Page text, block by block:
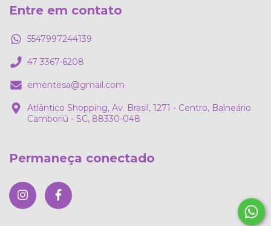
Entre em contato
5547997244139
47 3367-6208
ementesa@gmail.com
Atlântico Shopping, Av. Brasil, 1271 - Centro, Balneário
Camboriú - SC, 88330-048
Permaneça conectado